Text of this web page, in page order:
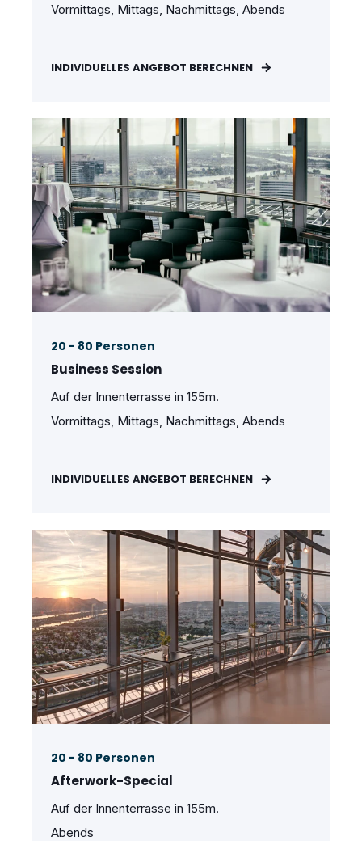
Vormittags, Mittags, Nachmittags, Abends
INDIVIDUELLES ANGEBOT BERECHNEN
20 - 80 Personen
Business Session
Auf der Innenterrasse in 155m.
Vormittags, Mittags, Nachmittags, Abends
INDIVIDUELLES ANGEBOT BERECHNEN
20 - 80 Personen
Afterwork-Special
Auf der Innenterrasse in 155m.
Abends